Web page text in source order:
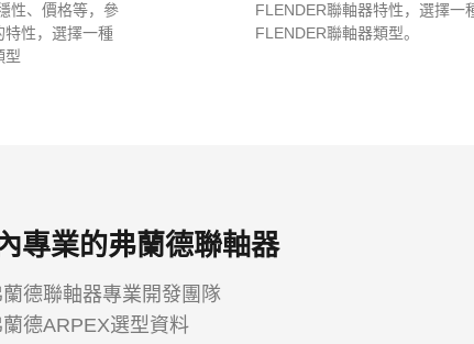
性、價格等，參
特性，選擇一種
型
FLENDER聯軸器特性，選擇一
FLENDER聯軸器類型。
專業的弗蘭德聯軸器
蘭德聯軸器專業開發團隊
蘭德ARPEX選型資料